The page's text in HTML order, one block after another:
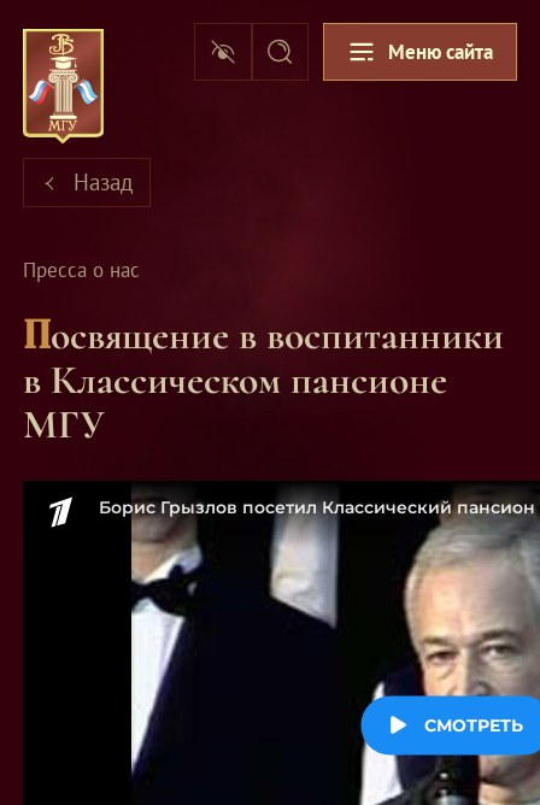
Меню сайта
Назад
Пресса о нас
Посвящение в воспитанники
в Классическом пансионе
МГУ